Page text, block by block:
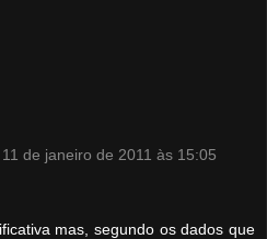
11 de janeiro de 2011 às 15:05
mas, segundo os dados que